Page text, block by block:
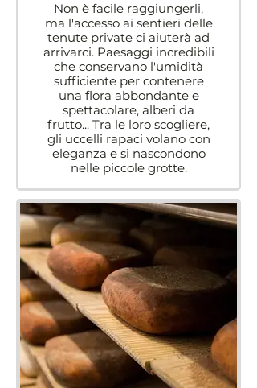
Non è facile raggiungerli,
ma l'accesso ai sentieri delle
tenute private ci aiuterà ad
arrivarci. Paesaggi incredibili
che conservano l'umidità
sufficiente per contenere
una flora abbondante e
spettacolare, alberi da
frutto... Tra le loro scogliere,
gli uccelli rapaci volano con
eleganza e si nascondono
nelle piccole grotte.